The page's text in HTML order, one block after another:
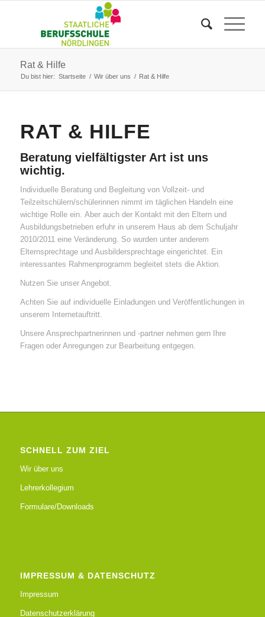
Rat & Hilfe
Du bist hier: Startseite / Wir über uns / Rat & Hilfe
RAT & HILFE
Beratung vielfältigster Art ist uns
wichtig.
Individuelle Beratung und Begleitung von Vollzeit- und
Teilzeitschülern/schülerinnen nimmt im täglichen Handeln eine
wichtige Rolle ein. Aber auch der Kontakt mit den Eltern und
Ausbildungsbetrieben erfuhr in unserem Haus ab dem Schuljahr
2010/2011 eine Veränderung. So wurden unter anderem
Elternsprechtage und Ausbildersprechtage eingerichtet. Ein
interessantes Rahmenprogramm begleitet stets die Aktion.
Nutzen Sie unser Angebot.
Achten Sie auf individuelle Einladungen und Veröffentlichungen in
unserem Internetauftritt.
Unsere Ansprechpartnerinnen und -partner nehmen gern Ihre
Fragen oder Anregungen zur Bearbeitung entgegen.
SCHNELL ZUM ZIEL
Wir über uns
Lehrerkollegium
Formulare/Downloads
IMPRESSUM & DATENSCHUTZ
Impressum
Datenschutzerklärung